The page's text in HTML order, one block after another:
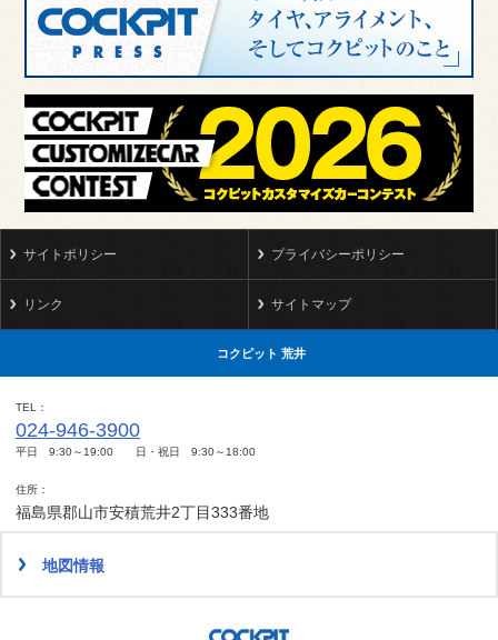
サイトポリシー プライバシーポリシー
リンク サイトマップ
コクピット 荒井
TEL
024-946-3900
平日 9:30～19:00 日・祝日 9:30～18:00
住所
福島県郡山市安積荒井2丁目333番地
地図情報